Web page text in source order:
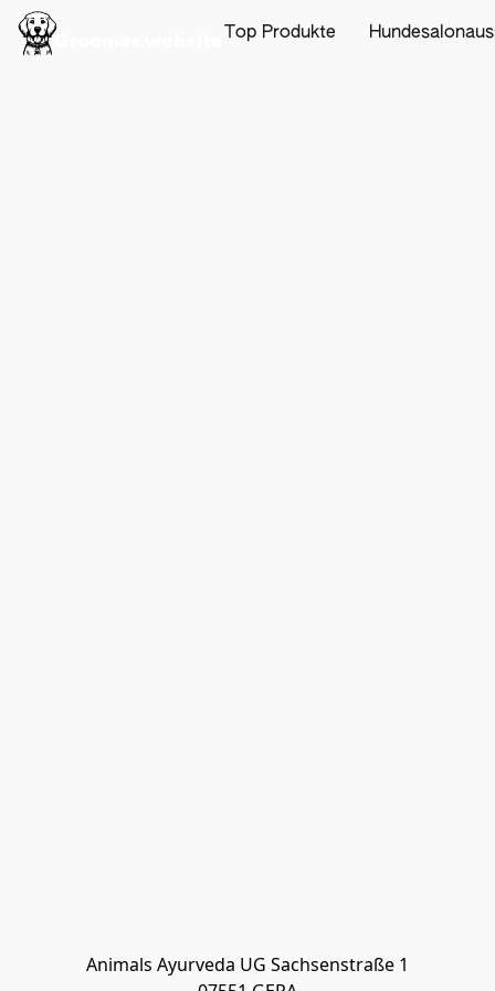
Top Produkte
Animals Ayurveda UG Sachsenstraße 1